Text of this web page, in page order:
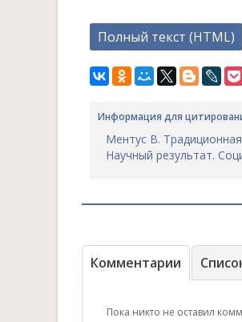
Полный текст (HTML)
Информация для
Ментус В.
Научный результат.
Комментарии
Пока никто не оставил